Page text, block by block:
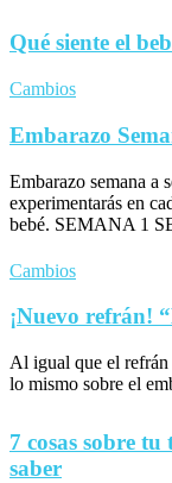
Qué siente el
Cambios
Embarazo
Embarazo semana a
experimentarás en
bebé. SEMANA 1
Cambios
¡Nuevo refrán!
Al igual que el
lo mismo sobre el
7 cosas sobre
saber